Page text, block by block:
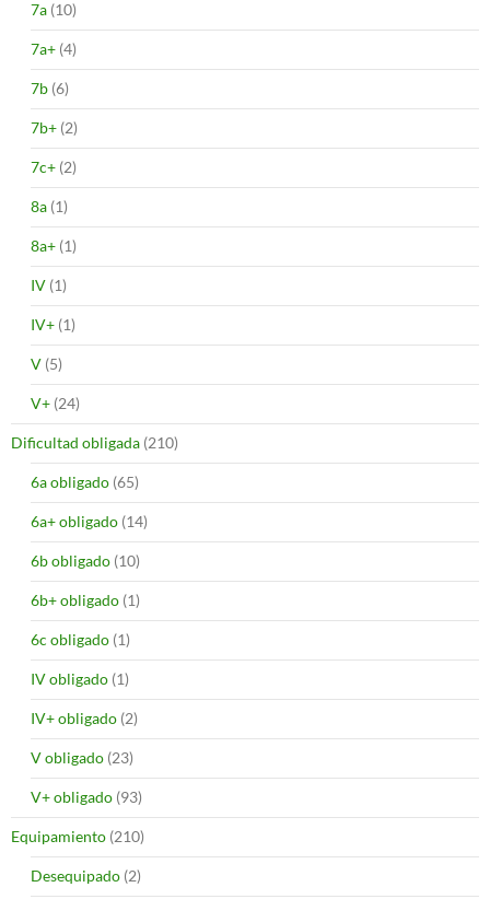
7a (10)
7a+ (4)
7b (6)
7b+ (2)
7c+ (2)
8a (1)
8a+ (1)
IV (1)
IV+ (1)
V (5)
V+ (24)
Dificultad obligada (210)
6a obligado (65)
6a+ obligado (14)
6b obligado (10)
6b+ obligado (1)
6c obligado (1)
IV obligado (1)
IV+ obligado (2)
V obligado (23)
V+ obligado (93)
Equipamiento (210)
Desequipado (2)